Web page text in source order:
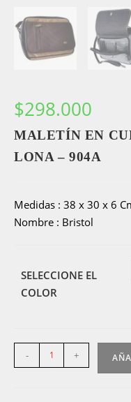
$298.000
MALETÍN EN
LONA – 904A
Medidas : 38 x 30 x 6
Nombre : Bristol
SELECCIONE EL
COLOR
en
- +